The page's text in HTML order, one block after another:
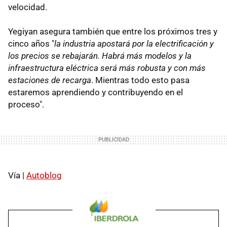
velocidad.
Yegiyan asegura también que entre los próximos tres y
cinco años "la industria apostará por la electrificación y
los precios se rebajarán. Habrá más modelos y la
infraestructura eléctrica será más robusta y con más
estaciones de recarga. Mientras todo esto pasa
estaremos aprendiendo y contribuyendo en el
proceso".
Vía | Autoblog